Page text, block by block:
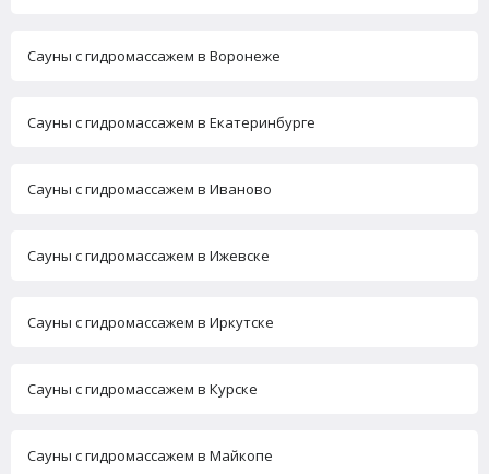
Сауны с гидромассажем в Воронеже
Сауны с гидромассажем в Екатеринбурге
Сауны с гидромассажем в Иваново
Сауны с гидромассажем в Ижевске
Сауны с гидромассажем в Иркутске
Сауны с гидромассажем в Курске
Сауны с гидромассажем в Майкопе